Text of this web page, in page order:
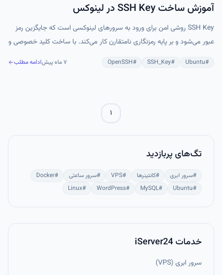
آموزش ساخت SSH Key در لینوکس
SSH Key روشی امن برای ورود به سرورهای لینوکسی است که جایگزین رمز
عبور می‌شود و بر پایه رمزنگاری نامتقارن کار می‌کند. با ساخت کلید خصوصی و
#
Ubuntu
#
SSH_Key
#
OpenSSH ۷ ماه پیش ادامه مطلب
۱
تگ‌های پربازدید
#سرور ابری #کانتینرها #
VPS
#سرور ساعتی #
Docker
#
Ubuntu
#
MySQL
#
WordPress
#
Linux
خدمات iServer24
سرور ابری (VPS)